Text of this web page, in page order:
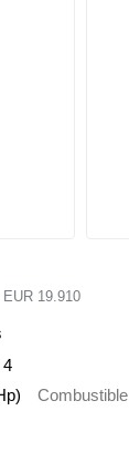
EUR 19.910
4
Combustible